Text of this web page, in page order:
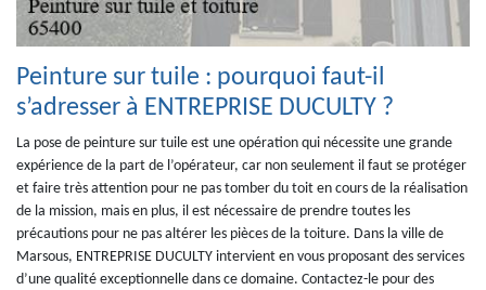
Peinture sur tuile : pourquoi faut-il
s’adresser à ENTREPRISE DUCULTY ?
La pose de peinture sur tuile est une opération qui nécessite une grande
expérience de la part de l’opérateur, car non seulement il faut se protéger
et faire très attention pour ne pas tomber du toit en cours de la réalisation
de la mission, mais en plus, il est nécessaire de prendre toutes les
précautions pour ne pas altérer les pièces de la toiture. Dans la ville de
Marsous, ENTREPRISE DUCULTY intervient en vous proposant des services
d’une qualité exceptionnelle dans ce domaine. Contactez-le pour des